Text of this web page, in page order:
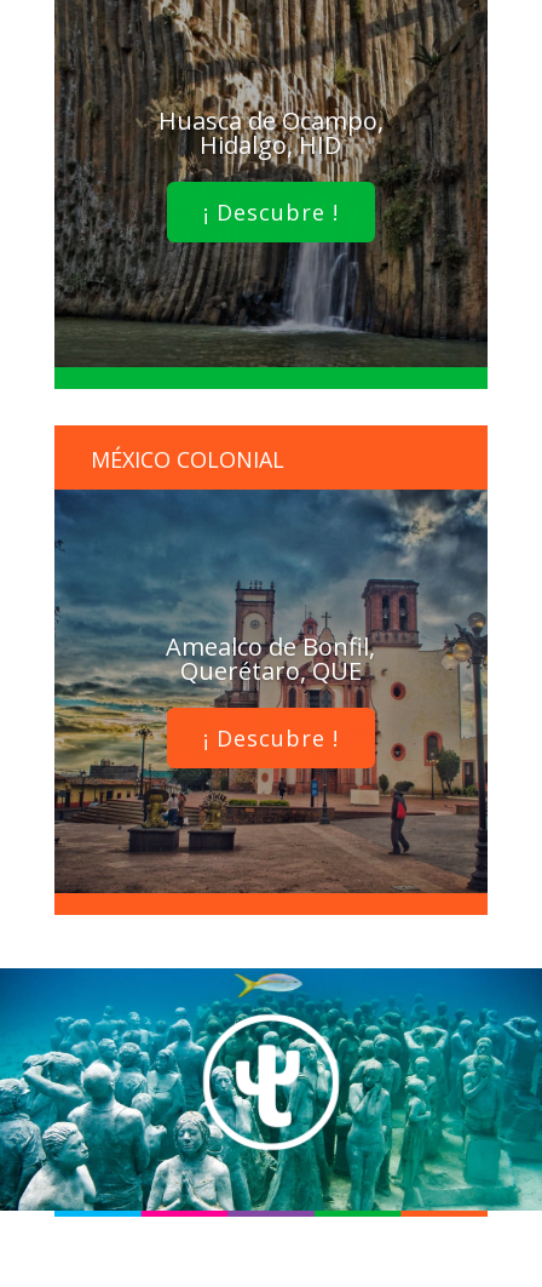
Huasca de Ocampo,
Hidalgo, HID
¡ Descubre !
MÉXICO COLONIAL
Amealco de Bonfil,
Querétaro, QUE
¡ Descubre !